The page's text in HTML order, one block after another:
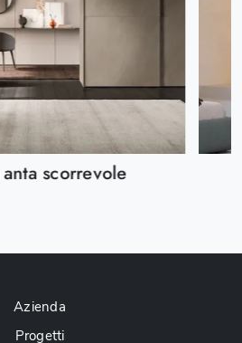
scorrevole
Azienda
Progetti